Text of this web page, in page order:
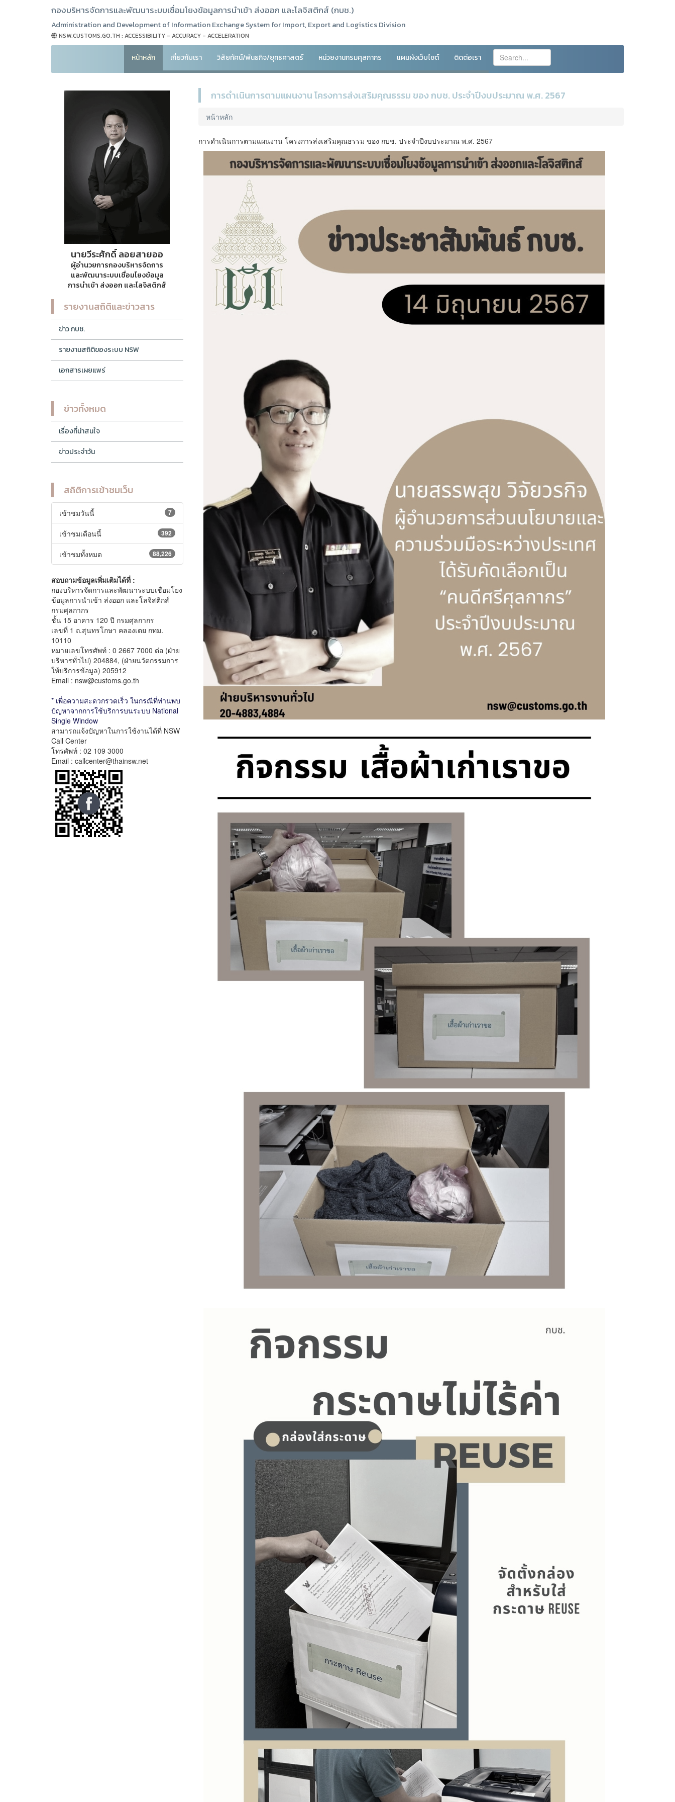
กองบริหารจัดการและพัฒนาระบบเชื่อมโยงข้อมูลการนำเข้า ส่งออก และโลจิสติกส์ (กบช.)
Administration and Development of Information Exchange System for Import, Export and Logistics Division
NSW.CUSTOMS.GO.TH : ACCESSIBILITY - ACCURACY - ACCELERATION
หน้าหลัก เกี่ยวกับเรา วิสัยทัศน์/พันธกิจ/ยุทธศาสตร์ หน่วยงานกรมศุลกากร แผนผังเว็บไซต์ ติดต่อเรา
นายวีระศักดิ์ ลอยสายออ
ผู้อำนวยการกองบริหารจัดการ
และพัฒนาระบบเชื่อมโยงข้อมูล
การนำเข้า ส่งออก และโลจิสติกส์
รายงานสถิติและข่าวสาร
ข่าว กบช.
รายงานสถิติของระบบ NSW
เอกสารเผยแพร่
ข่าวทั้งหมด
เรื่องที่น่าสนใจ
ข่าวประจำวัน
สถิติการเข้าชมเว็บ
7
เข้าชมวันนี้
392
เข้าชมเดือนนี้
88,226
เข้าชมทั้งหมด
สอบถามข้อมูลเพิ่มเติมได้ที่ :
กองบริหารจัดการและพัฒนาระบบเชื่อมโยง
ข้อมูลการนำเข้า ส่งออก และโลจิสติกส์
กรมศุลกากร
ชั้น 15 อาคาร 120 ปี กรมศุลกากร
เลขที่ 1 ถ.สุนทรโกษา คลองเตย กทม.
10110
หมายเลขโทรศัพท์ : 0 2667 7000 ต่อ (ฝ่าย
บริหารทั่วไป) 204884, (ฝ่ายนวัตกรรมการ
ให้บริการข้อมูล) 205912
Email : nsw@customs.go.th
* เพื่อความสะดวกรวดเร็ว ในกรณีที่ท่านพบ
ปัญหาจากการใช้บริการบนระบบ National
Single Window
สามารถแจ้งปัญหาในการใช้งานได้ที่ NSW
Call Center
โทรศัพท์ : 02 109 3000
Email : callcenter@thainsw.net
การดำเนินการตามแผนงาน โครงการส่งเสริมคุณธรรม ของ กบช. ประจำปีงบประมาณ พ.ศ. 2567
หน้าหลัก
การดำเนินการตามแผนงาน โครงการส่งเสริมคุณธรรม ของ กบช. ประจำปีงบประมาณ พ.ศ. 2567